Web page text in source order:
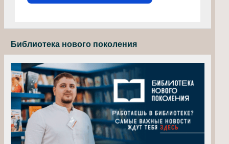
Библиотека нового поколения